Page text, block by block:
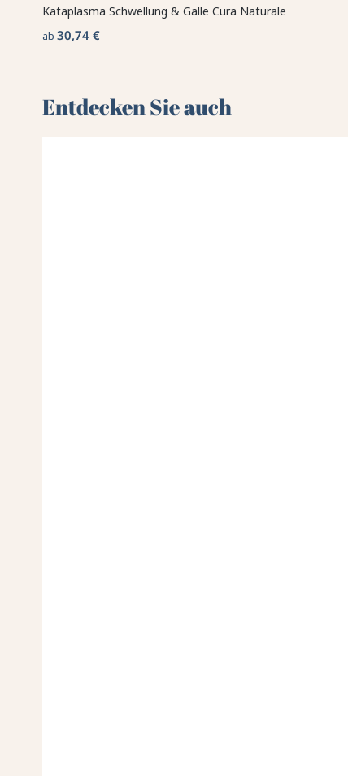
Kataplasma Schwellung & Galle Cura Naturale
ab30,74 €
Entdecken Sie auch 🌻